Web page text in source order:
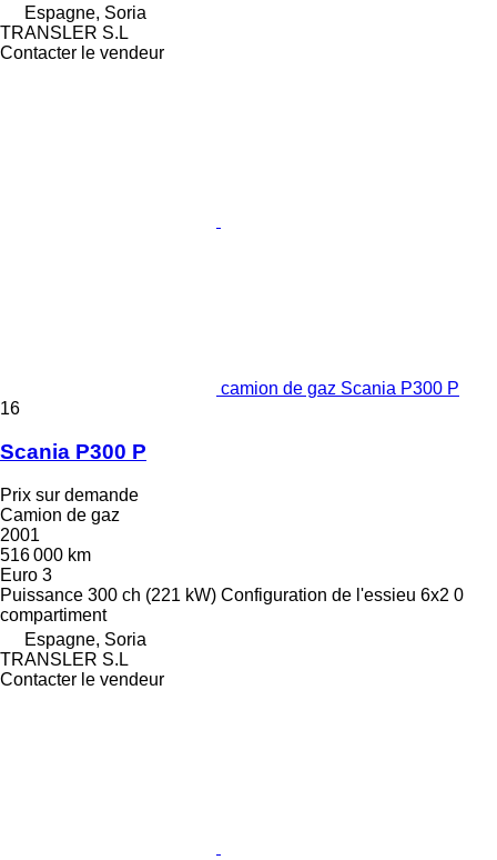
Espagne, Soria
TRANSLER S.L
Contacter le vendeur
camion de gaz Scania P300 P
16
Scania P300 P
Prix sur demande
Camion de gaz
2001
516 000 km
Euro 3
Puissance 300 ch (221 kW) Configuration de l'essieu 6x2 0
compartiment
Espagne, Soria
TRANSLER S.L
Contacter le vendeur